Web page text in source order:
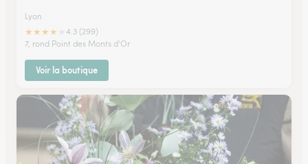
Lyon
★★★★
4.3 (299)
7, rond Point des Monts d'Or
Voir la boutique